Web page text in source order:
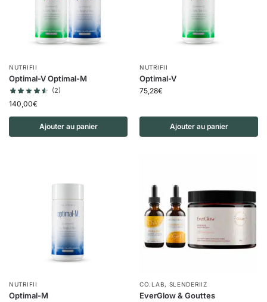
NUTRIFII
Optimal-V Optimal-M
(2)
140,00€
Ajouter au panier
NUTRIFII
Optimal-V
75,28€
Ajouter au panier
NUTRIFII
Optimal-M
CO.LAB, SLENDERIIZ
EverGlow & Gouttes